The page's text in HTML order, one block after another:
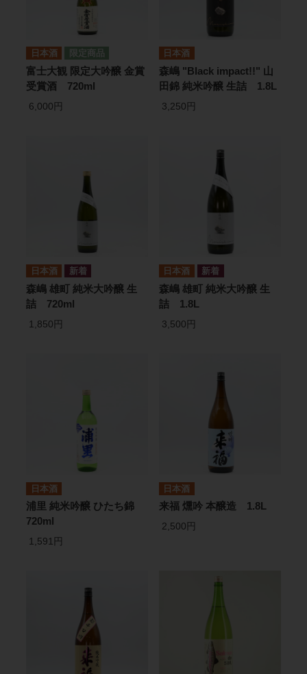
日本酒
富士大観 限定大吟醸 金賞
受賞酒 720ml
6,000円
日本酒
森嶋 "Black impact!!" 山
田錦 純米吟醸 生詰 1.8L
3,250円
日本酒
森嶋 雄町 純米大吟醸 生
詰 720ml
1,850円
日本酒
森嶋 雄町 純米大吟醸 生
詰 1.8L
3,500円
日本酒
浦里 純米吟醸 ひたち錦
720ml
1,591円
日本酒
来福 燻吟 本醸造 1.8L
2,500円